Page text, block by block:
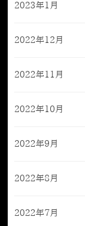
2023年1月
2022年12月
2022年11月
2022年10月
2022年9月
2022年8月
2022年7月